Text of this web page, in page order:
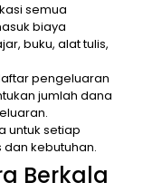
semua
biaya
buku, alat tulis,
pengeluaran
jumlah dana
untuk setiap
kebutuhan.
Berkala